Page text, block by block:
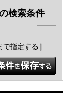
検索条件
で指定する ］